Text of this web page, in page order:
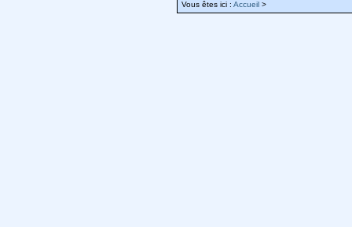
Vous êtes ici : Accueil >